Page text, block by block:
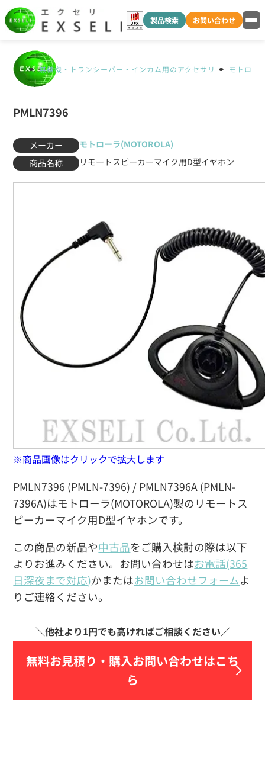
製品検索 お問い合わせ
無線機・トランシーバー・インカム用のアクセサリ モトロー
PMLN7396
メーカー
モトローラ(MOTOROLA)
商品名称
リモートスピーカーマイク用D型イヤホン
PMLN7396 (PMLN-7396) / PMLN7396A (PMLN-
7396A)はモトローラ(MOTOROLA)製のリモートス
ピーカーマイク用D型イヤホンです。
この商品の新品や中古品をご購入検討の際は以下
よりお進みください。お問い合わせはお電話(365
日深夜まで対応)かまたはお問い合わせフォームよ
りご連絡ください。
無料お見積り・ 購入お問い合わせはこち
ら
※商品画像はクリックで拡大します